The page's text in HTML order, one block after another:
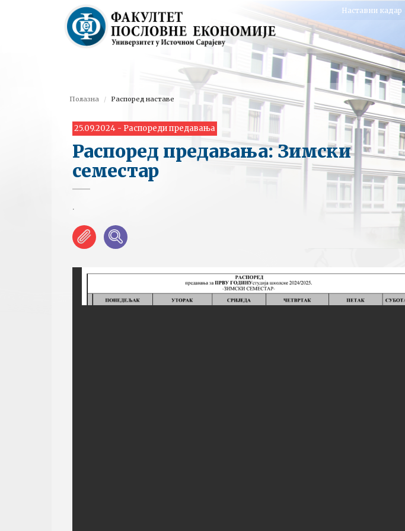
Наставни кадар
Полазна Распоред наставе
25.09.2024 - Распореди предавања
Распоред предавања: Зимски
семестар
.